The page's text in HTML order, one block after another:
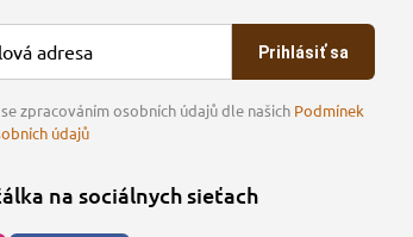
Prihlásiť sa
zpracováním osobních údajů dle našich Podmínek
údajů
na sociálnych sieťach